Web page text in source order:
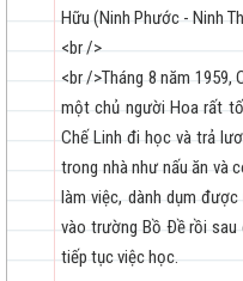
Hòn Vọng Phu 2 + 3
Thành Phố Buồn
Thoáng giấc mơ hoa (trước
Những đóm mắt Hỏa Châu
Vòng nhẫn cưới (trước 1975)
Phút cuối
Thư về em gái Thành Đô
Người Nhập Cuộc
Hữu (Ninh Phước - Ninh
<br />
<br />Tháng 8 năm 1959,
một chủ người Hoa rất
Chế Linh đi học và trả
trong nhà như nấu ăn và
làm việc, dành dụm
vào trường Bồ Ðề rồi sau
tiếp tục việc học.